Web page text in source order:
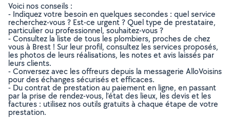
Voici nos conseils :
- Indiquez votre besoin en quelques secondes : quel service
recherchez-vous ? Est-ce urgent ? Quel type de prestataire,
particulier ou professionnel, souhaitez-vous ?
- Consultez la liste de tous les plombiers, proches de chez
vous à Brest ! Sur leur profil, consultez les services proposés,
les photos de leurs réalisations, les notes et avis laissés par
leurs clients.
- Conversez avec les offreurs depuis la messagerie AlloVoisins
pour des échanges sécurisés et efficaces.
- Du contrat de prestation au paiement en ligne, en passant
par la prise de rendez-vous, l’état des lieux, les devis et les
factures : utilisez nos outils gratuits à chaque étape de votre
prestation.